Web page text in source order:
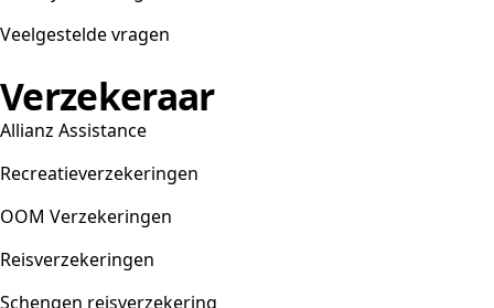
Veelgestelde vragen
Verzekeraar
Allianz Assistance
Recreatieverzekeringen
OOM Verzekeringen
Reisverzekeringen
Schengen reisverzekering